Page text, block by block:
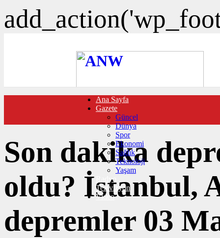
FOTO GALERİ
VIDEO GALERİ
TRAFİK DURUMU
NÖBETÇİ ECZANELER
CANLI SONUÇLAR
HABER GÖNDER
BURÇLAR
İLETİŞİM
Ana Sayfa
Gazete
Güncel
Dünya
Spor
Ekonomi
Sağlık
Teknoloji
Yaşam
Radyo
Televizyon
Video
Son dakika
oldu? İstanbul,
depremler 03